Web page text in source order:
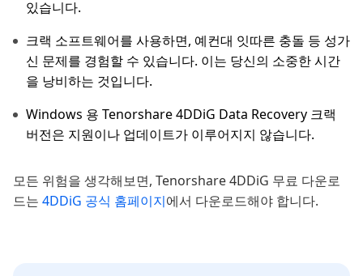
있습니다.
크랙 소프트웨어를 사용하면, 예컨대 잇따른 충돌 등 성가
신 문제를 경험할 수 있습니다. 이는 당신의 소중한 시간
을 낭비하는 것입니다.
Windows 용 Tenorshare 4DDiG Data Recovery 크랙
버전은 지원이나 업데이트가 이루어지지 않습니다.
모든 위험을 생각해보면, Tenorshare 4DDiG 무료 다운로
드는 4DDiG 공식 홈페이지에서 다운로드해야 합니다.